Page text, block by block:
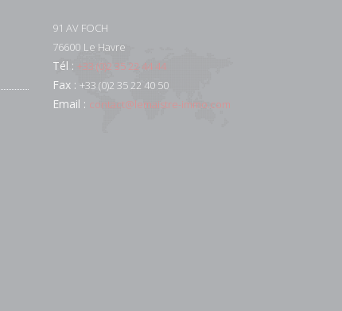
91 AV FOCH
76600 Le Havre
Tél : +33 (0)2 35 22 44 44
Fax : +33 (0)2 35 22 40 50
Email : contact@lemaistre-immo.com